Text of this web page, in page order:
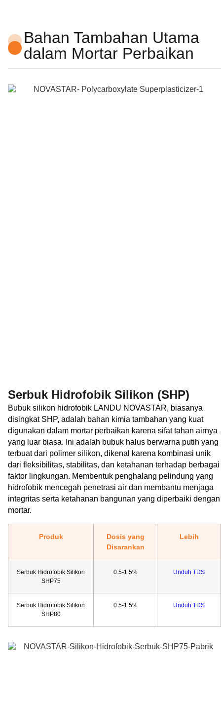
Bahan Tambahan Utama
dalam Mortar Perbaikan
Serbuk Hidrofobik Silikon (SHP)
Bubuk silikon hidrofobik LANDU NOVASTAR, biasanya
disingkat SHP, adalah bahan kimia tambahan yang kuat
digunakan dalam mortar perbaikan karena sifat tahan airnya
yang luar biasa. Ini adalah bubuk halus berwarna putih yang
terbuat dari polimer silikon, dikenal karena kombinasi unik
dari fleksibilitas, stabilitas, dan ketahanan terhadap berbagai
faktor lingkungan. Membentuk penghalang pelindung yang
hidrofobik mencegah penetrasi air dan membantu menjaga
integritas serta ketahanan bangunan yang diperbaiki dengan
mortar.
Produk
Dosis yang
Disarankan
Lebih
Serbuk Hidrofobik Silikon
SHP75
0.5-1.5% Unduh TDS
Serbuk Hidrofobik Silikon
SHP80
0.5-1.5% Unduh TDS